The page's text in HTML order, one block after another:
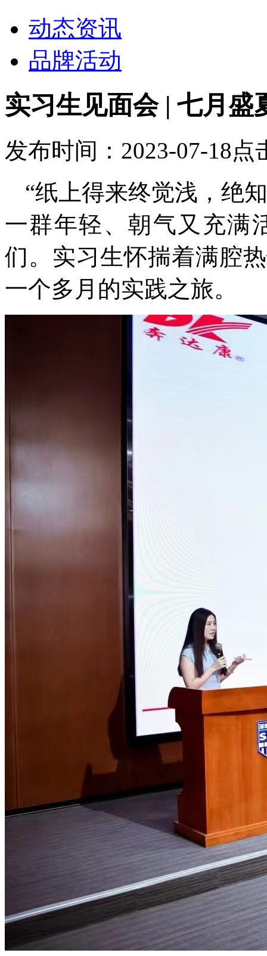
动态资讯
品牌活动
实习生见面会 | 七月
发布时间： 2023-07-18点
“纸上得来终觉浅，绝
一群年轻、朝气又充满
们。实习生怀揣着满腔
一个多月的实践之旅。